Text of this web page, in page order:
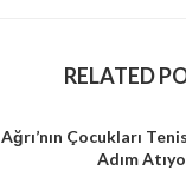
RELATED
Ağrı’nın Çocukları
Adım